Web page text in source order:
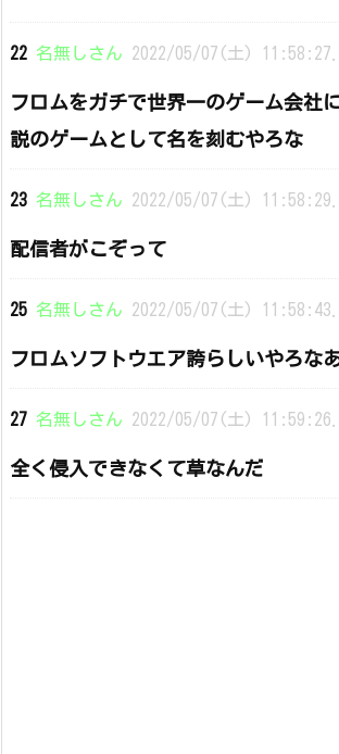
22 名無しさん 2022/05/07(土)
フロムをガチで世界一のゲーム会社
説のゲームとして名を刻むやろな
23 名無しさん 2022/05/07(土)
配信者がこぞって
25 名無しさん 2022/05/07(土)
フロムソフトウエア誇らしいやろな
27 名無しさん 2022/05/07(土)
全く侵入できなくて草なんだ